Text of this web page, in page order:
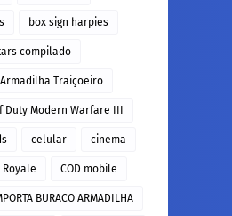
box sign harpies
compilado
Traiçoeiro
Duty Modern Warfare III
celular cinema
Royale COD mobile
BURACO ARMADILHA